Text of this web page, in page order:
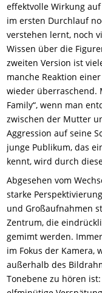
effektvolle Wirkung
im ersten Durchlauf
verstehen lernt, noch
Wissen über die
zweiten Version ist
manche Reaktion
wieder überraschend.
Family“, wenn man
zwischen der Mutter
Aggression auf seine
junge Publikum, das
kennt, wird durch
Abgesehen vom
starke
und Großaufnahmen
Zentrum, die
gemimt werden.
im Fokus der Kamera,
außerhalb des
Tonebene zu hören